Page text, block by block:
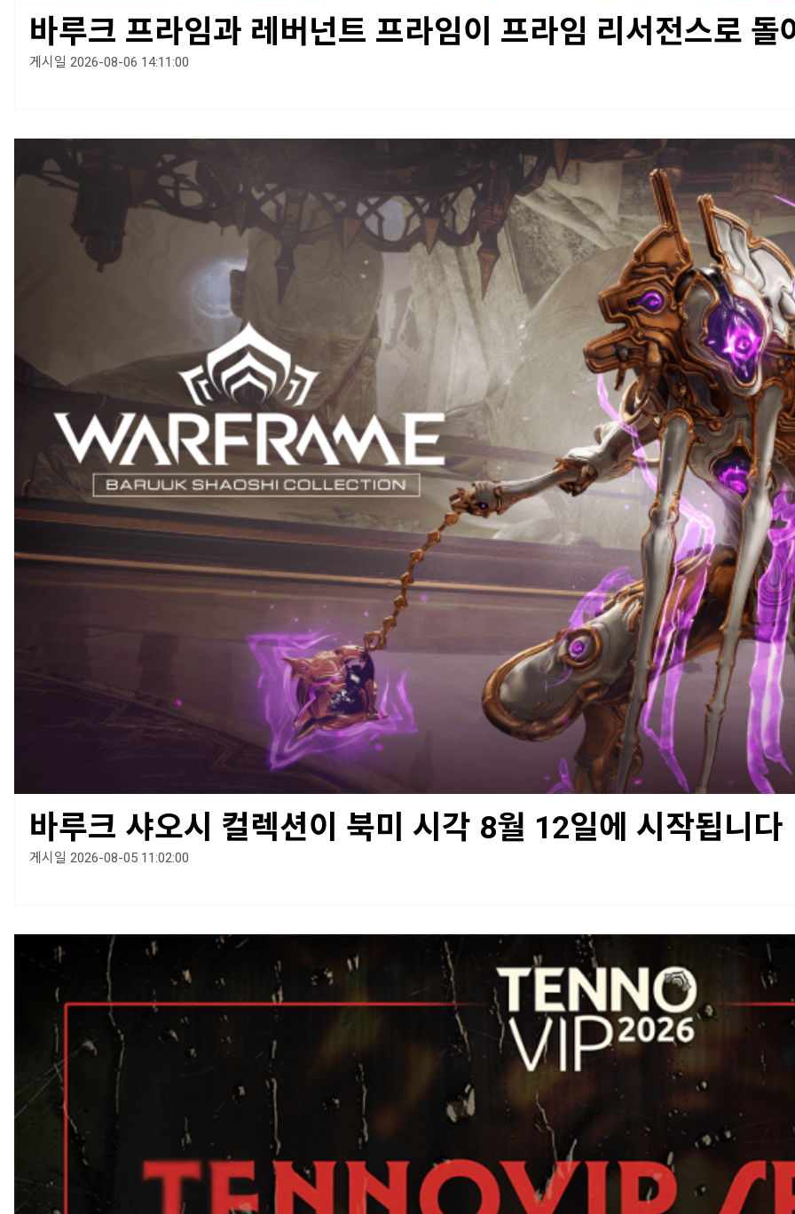
바루크 프라임과 레버넌트 프라임이 프라임 리서전스로 돌
게시일 2026-08-06 14:11:00
바루크 샤오시 컬렉션이 북미 시각 8월 12일에 시작됩니다
게시일 2026-08-05 11:02:00